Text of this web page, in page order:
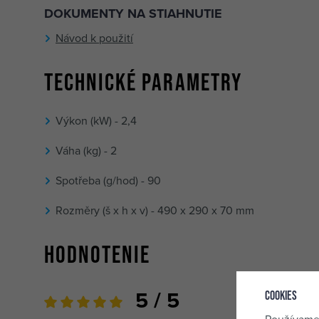
DOKUMENTY NA STIAHNUTIE
Návod k použití
Technické parametry
Výkon (kW) - 2,4
Váha (kg) - 2
Spotřeba (g/hod) - 90
Rozměry (š x h x v) - 490 x 290 x 70 mm
Hodnotenie
5 / 5
Cookies